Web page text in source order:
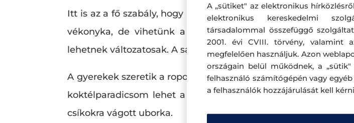
Itt is az a fő szabály, hogy alkossuk a szendvicset
vékonyka, de vihetünk a kirándulásra is katonákat, ha
lehetnek változatosak. A sajtot, szalámit, zöldségeket
A gyerekek szeretik a ropogós, krémes falatokat, játszhatunk
koktélparadicsom lehet a nyerő. A piros paradicsom
csíkokra vágott uborka.
A „sütiket" az elektronikus
elektronikus kereskedelmi
társadalommal összefüggő
2001. évi CVIII. törvény, valamint
megfelelően használjuk. Azon
országain belül működnek, a
felhasználó számítógépén vagy
a felhasználók hozzájárulását kell